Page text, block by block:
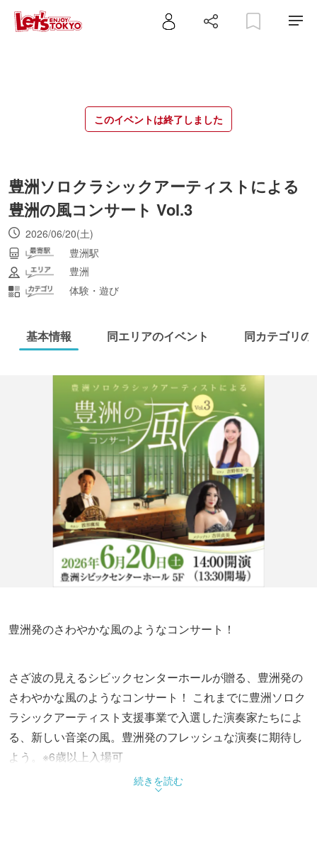
このイベントは終了しました
豊洲ソロクラシックアーティストによる
豊洲の風コンサート Vol.3
2026/06/20(土)
豊洲駅
豊洲
体験・遊び
基本情報 同エリアのイベント 同カテゴリの
豊洲発のさわやかな風のようなコンサート！
さざ波の見えるシビックセンターホールが贈る、豊洲発の
さわやかな風のようなコンサート！ これまでに豊洲ソロク
ラシックアーティスト支援事業で入選した演奏家たちによ
る、新しい音楽の風。豊洲発のフレッシュな演奏に期待し
よう。※6歳以上入場可
続きを読む